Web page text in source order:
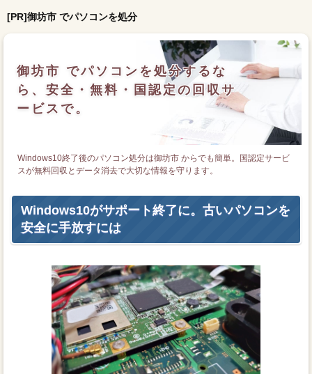
[PR]御坊市 でパソコンを処分
御坊市 でパソコンを処分するな
ら、安全・無料・国認定の回収サ
ービスで。
Windows10終了後のパソコン処分は御坊市 からでも簡単。国認定サービ
スが無料回収とデータ消去で大切な情報を守ります。
Windows10がサポート終了に。古いパソコンを
安全に手放すには